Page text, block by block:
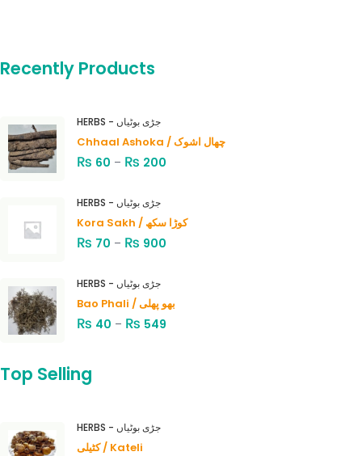
Recently Products
HERBS - جڑی بوٹیاں
Chhaal Ashoka / چھال اشوک
₨ 60 – ₨ 200
HERBS - جڑی بوٹیاں
Kora Sakh / کوڑا سکھ
₨ 70 – ₨ 900
HERBS - جڑی بوٹیاں
Bao Phali / بھو پھلی
₨ 40 – ₨ 549
Top Selling
HERBS - جڑی بوٹیاں
کٹیلی / Kateli